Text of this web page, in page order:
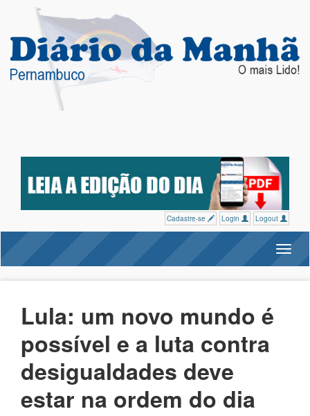
Cadastre-se Login Logout
Lula: um novo mundo é
possível e a luta contra
desigualdades deve
estar na ordem do dia